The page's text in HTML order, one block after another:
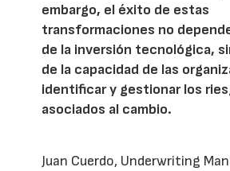
embargo, el éxito de estas
transformaciones no
de la inversión tecnológica,
de la capacidad de las
identificar y gestionar los
asociados al cambio.
Juan Cuerdo, Underwriting